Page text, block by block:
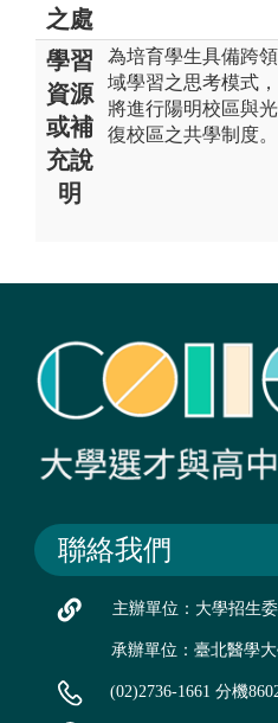
之處
學習
資源
或補
充說
明
為培育學生具備跨領
域學習之思考模式，
將進行陽明校區與光
復校區之共學制度。
聯絡我們
主辦單位：大學招生
承辦單位：臺北醫學
(02)2736-1661 分機